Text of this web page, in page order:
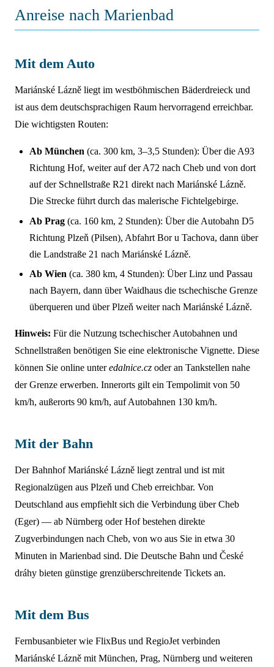
Anreise nach Marienbad
Mit dem Auto
Mariánské Lázně liegt im westböhmischen Bäderdreieck und
ist aus dem deutschsprachigen Raum hervorragend erreichbar.
Die wichtigsten Routen:
Ab München (ca. 300 km, 3–3,5 Stunden): Über die A93
Richtung Hof, weiter auf der A72 nach Cheb und von dort
auf der Schnellstraße R21 direkt nach Mariánské Lázně.
Die Strecke führt durch das malerische Fichtelgebirge.
Ab Prag (ca. 160 km, 2 Stunden): Über die Autobahn D5
Richtung Plzeň (Pilsen), Abfahrt Bor u Tachova, dann über
die Landstraße 21 nach Mariánské Lázně.
Ab Wien (ca. 380 km, 4 Stunden): Über Linz und Passau
nach Bayern, dann über Waidhaus die tschechische Grenze
überqueren und über Plzeň weiter nach Mariánské Lázně.
Hinweis: Für die Nutzung tschechischer Autobahnen und
Schnellstraßen benötigen Sie eine elektronische Vignette. Diese
können Sie online unteredalnice.cz oder an Tankstellen nahe
der Grenze erwerben. Innerorts gilt ein Tempolimit von 50
km/h, außerorts 90 km/h, auf Autobahnen 130 km/h.
Mit der Bahn
Der Bahnhof Mariánské Lázně liegt zentral und ist mit
Regionalzügen aus Plzeň und Cheb erreichbar. Von
Deutschland aus empfiehlt sich die Verbindung über Cheb
(Eger) — ab Nürnberg oder Hof bestehen direkte
Zugverbindungen nach Cheb, von wo aus Sie in etwa 30
Minuten in Marienbad sind. Die Deutsche Bahn und České
dráhy bieten günstige grenzüberschreitende Tickets an.
Mit dem Bus
Fernbusanbieter wie FlixBus und RegioJet verbinden
Mariánské Lázně mit München, Prag, Nürnberg und weiteren